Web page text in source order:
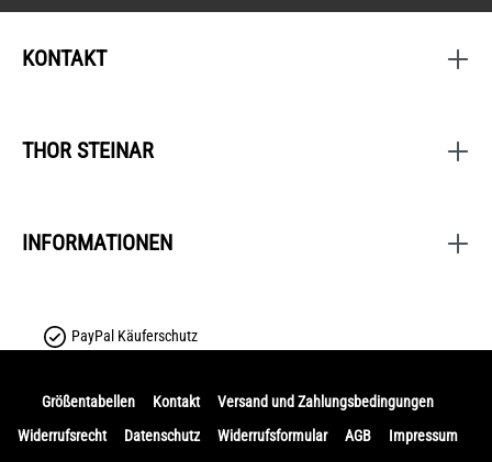
KONTAKT
THOR STEINAR
INFORMATIONEN
PayPal Käuferschutz
Größentabellen Kontakt
Versand und Zahlungsbedingungen
Widerrufsrecht
Datenschutz Widerrufsformular AGB
Impressum